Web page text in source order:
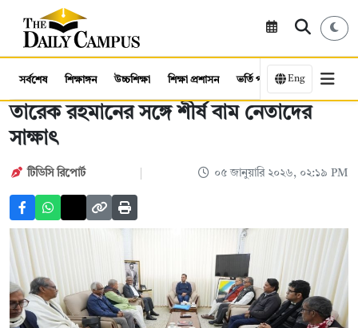
সর্বশেষ শিক্ষাঙ্গন উচ্চশিক্ষা শিক্ষা প্রশাসন ভর্তি পরীক্ষা কর্মসংস্থান
Eng
তারেক রহমানের সঙ্গে শীর্ষ বাম নেতাদের
সাক্ষাৎ
টিডিসি রিপোর্ট ০৫ জানুয়ারি ২০২৬, ০২:১৯ PM